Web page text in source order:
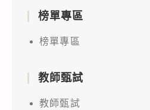
榜單專區
榜單專區
教師甄試
教師甄試